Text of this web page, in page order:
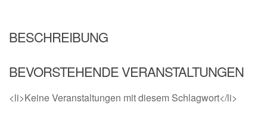
BESCHREIBUNG
BEVORSTEHENDE VERANSTALTUNGEN
<li>Keine Veranstaltungen mit diesem Schlagwort</li>